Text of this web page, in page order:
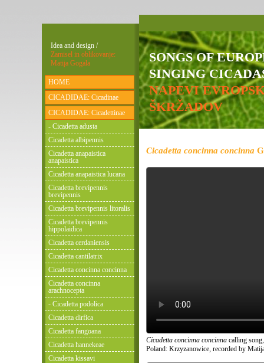
SONGS OF
SINGING
NAPEVI
ŠKRŽADOV
Cicadetta concinna concinna
Cicadetta concinna concinna calling song,
Poland: Krzyzanowice, recorded by
Idea and design /
Zamisel in oblikovanje:
Matija Gogala
HOME
CICADIDAE: Cicadinae
CICADIDAE: Cicadettinae
- Cicadetta adusta
Cicadetta albipennis
Cicadetta anapaistica
anapaistica
Cicadetta anapaistica lucana
Cicadetta brevipennis
brevipennis
Cicadetta brevipennis litoralis
Cicadetta brevipennis
hippolaidica
Cicadetta cerdaniensis
Cicadetta cantilatrix
Cicadetta concinna concinna
Cicadetta concinna
arachnocepta
- Cicadetta podolica
Cicadetta dirfica
Cicadetta fangoana
Cicadetta hannekeae
Cicadetta kissavi